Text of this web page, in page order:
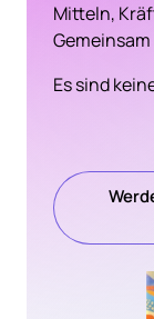
Mitteln,
Es sind